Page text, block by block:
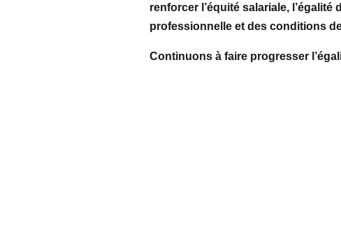
renforcer l’équité salariale,
professionnelle et des conditions
Continuons à faire progresser